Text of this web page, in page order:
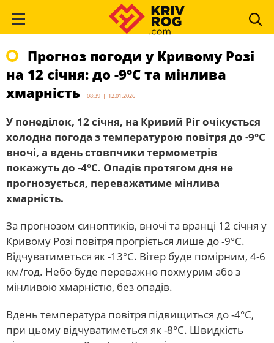
Прогноз погоди у Кривому Розі
на 12 січня: до -9°С та мінлива
хмарність
08:39 | 12.01.2026
У понеділок, 12 січня, на Кривий Ріг очікується
холодна погода з температурою повітря до -9°С
вночі, а вдень стовпчики термометрів
покажуть до -4°С. Опадів протягом дня не
прогнозується, переважатиме мінлива
хмарність.
За прогнозом синоптиків, вночі та вранці 12 січня у
Кривому Розі повітря прогріється лише до -9°С.
Відчуватиметься як -13°С. Вітер буде помірним, 4-6
км/год. Небо буде переважно похмурим або з
мінливою хмарністю, без опадів.
Вдень температура повітря підвищиться до -4°С,
при цьому відчуватиметься як -8°С. Швидкість